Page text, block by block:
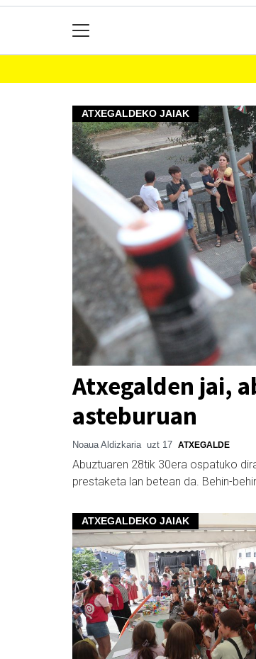
ATXEGALDEKO JAIAK
Atxegalden jai,
asteburuan
Noaua Aldizkaria uzt 17 ATXEGALDE
Abuztuaren 28tik 30era ospatuko
prestaketa lan betean da. Behin-
ATXEGALDEKO JAIAK